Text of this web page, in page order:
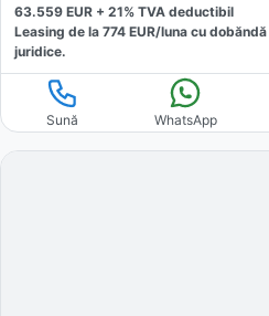
63.559 EUR + 21% TVA deductibil
Leasing de la 774 EUR/luna cu dobăndă
juridice.
Sună WhatsApp